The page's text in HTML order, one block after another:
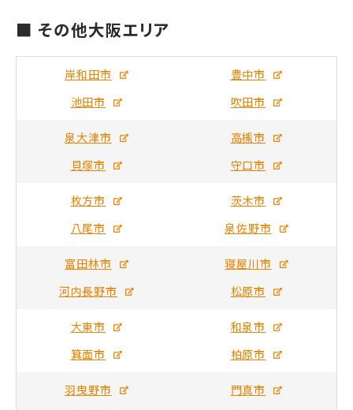
■ その他大阪エリア
岸和田市
豊中市
池田市
吹田市
泉大津市
高槻市
貝塚市
守口市
枚方市
茨木市
八尾市
泉佐野市
富田林市
寝屋川市
河内長野市
松原市
大東市
和泉市
箕面市
柏原市
羽曳野市
門真市